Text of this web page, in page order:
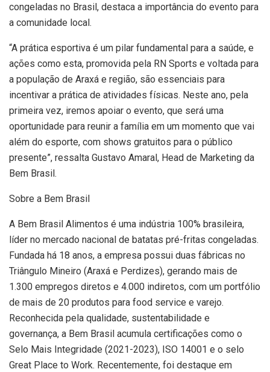
congeladas no Brasil, destaca a importância do evento para
a comunidade local.
“A prática esportiva é um pilar fundamental para a saúde, e
ações como esta, promovida pela RN Sports e voltada para
a população de Araxá e região, são essenciais para
incentivar a prática de atividades físicas. Neste ano, pela
primeira vez, iremos apoiar o evento, que será uma
oportunidade para reunir a família em um momento que vai
além do esporte, com shows gratuitos para o público
presente”, ressalta Gustavo Amaral, Head de Marketing da
Bem Brasil.
Sobre a Bem Brasil
A Bem Brasil Alimentos é uma indústria 100% brasileira,
líder no mercado nacional de batatas pré-fritas congeladas.
Fundada há 18 anos, a empresa possui duas fábricas no
Triângulo Mineiro (Araxá e Perdizes), gerando mais de
1.300 empregos diretos e 4.000 indiretos, com um portfólio
de mais de 20 produtos para food service e varejo.
Reconhecida pela qualidade, sustentabilidade e
governança, a Bem Brasil acumula certificações como o
Selo Mais Integridade (2021-2023), ISO 14001 e o selo
Great Place to Work. Recentemente, foi destaque em